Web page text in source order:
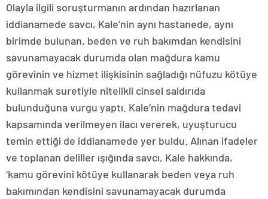
Olayla ilgili soruşturmanın ardından hazırlanan
iddianamede savcı, Kale’nin aynı hastanede, aynı
birimde bulunan, beden ve ruh bakımdan kendisini
savunamayacak durumda olan mağdura kamu
görevinin ve hizmet ilişkisinin sağladığı nüfuzu kötüye
kullanmak suretiyle nitelikli cinsel saldırıda
bulunduğuna vurgu yaptı. Kale’nin mağdura tedavi
kapsamında verilmeyen ilacı vererek, uyuşturucu
temin ettiği de iddianamede yer buldu. Alınan ifadeler
ve toplanan deliller ışığında savcı, Kale hakkında,
‘kamu görevini kötüye kullanarak beden veya ruh
bakımından kendisini savunamayacak durumda